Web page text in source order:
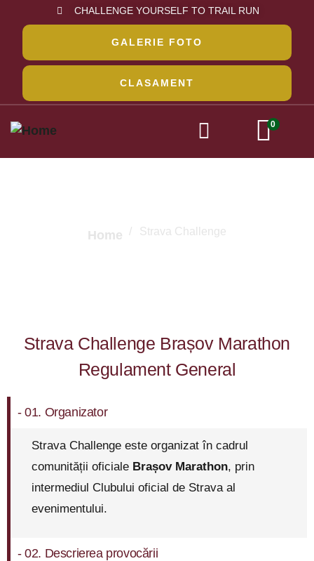
CHALLENGE YOURSELF TO TRAIL RUN
GALERIE FOTO
CLASAMENT
0
Home Strava Challenge
Strava Challenge Brașov Marathon
Regulament General
- 01. Organizator
Strava Challenge este organizat în cadrul
comunității oficiale Brașov Marathon, prin
intermediul Clubului oficial de Strava al
evenimentului.
- 02. Descrierea provocării